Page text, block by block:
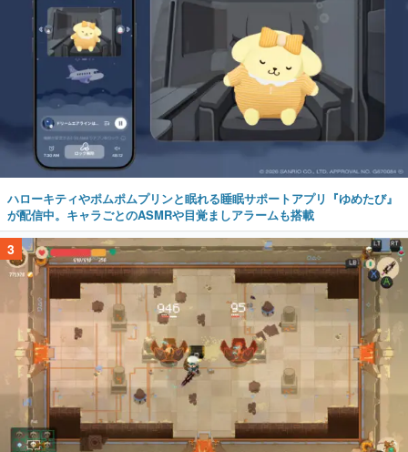
ハローキティやポムポムプリンと眠れる睡眠サポートアプリ『ゆめたび』
が配信中。キャラごとのASMRや目覚ましアラームも搭載
3